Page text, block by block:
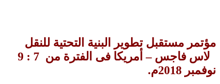
مؤتمر مستقبل تطوير البنية التحتية للنقل
لاس فاجس – أمريكا فى الفترة من 7 : 9
نوفمبر 2018م.